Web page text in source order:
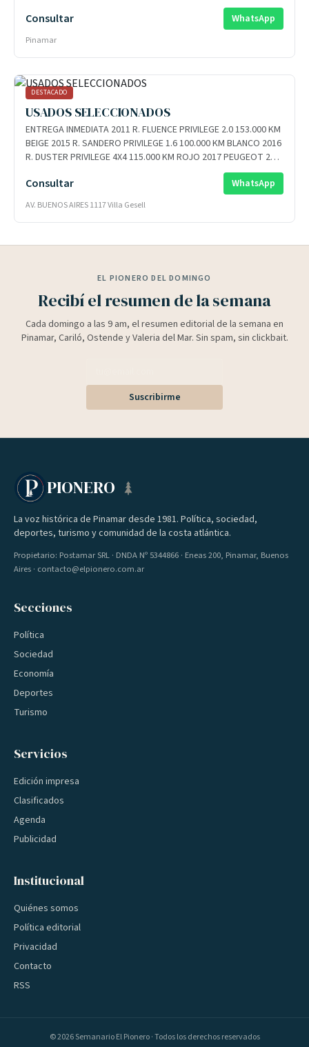
Consultar WhatsApp
Pinamar
DESTACADO
USADOS SELECCIONADOS
ENTREGA INMEDIATA 2011 R. FLUENCE PRIVILEGE 2.0 153.000 KM
BEIGE 2015 R. SANDERO PRIVILEGE 1.6 100.000 KM BLANCO 2016
R. DUSTER PRIVILEGE 4X4 115.000 KM ROJO 2017 PEUGEOT 208
124.000 KM BORRAVINO 2020 R.SANDERO LIFE 1.6 GNC 117.000
KM AZUL 2021 R.OROCH OUTSIDER 4WD 95.000 KM GRIS ETOILE
STEPWAY 40.000 KM ROJO FUEGO 2025 C. C3 AIRCROSS FEEL
TODA LA LINEA NISSAN
Consultar WhatsApp
AV. BUENOS AIRES 1117 Villa Gesell
EL PIONERO DEL DOMINGO
Recibí el resumen de la semana
Cada domingo a las 9 am, el resumen editorial de la semana en
Pinamar, Cariló, Ostende y Valeria del Mar. Sin spam, sin clickbait.
Suscribirme
PIONERO
La voz histórica de Pinamar desde 1981. Política, sociedad,
deportes, turismo y comunidad de la costa atlántica.
Propietario: Postamar SRL · DNDA Nº 5344866 · Eneas 200, Pinamar, Buenos
Aires · contacto@elpionero.com.ar
Secciones
Política
Sociedad
Economía
Deportes
Turismo
Servicios
Edición impresa
Clasificados
Agenda
Publicidad
Institucional
Quiénes somos
Política editorial
Privacidad
Contacto
RSS
©2026Semanario El Pionero · Todos los derechos reservados